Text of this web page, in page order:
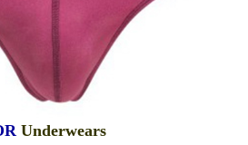
Underwears